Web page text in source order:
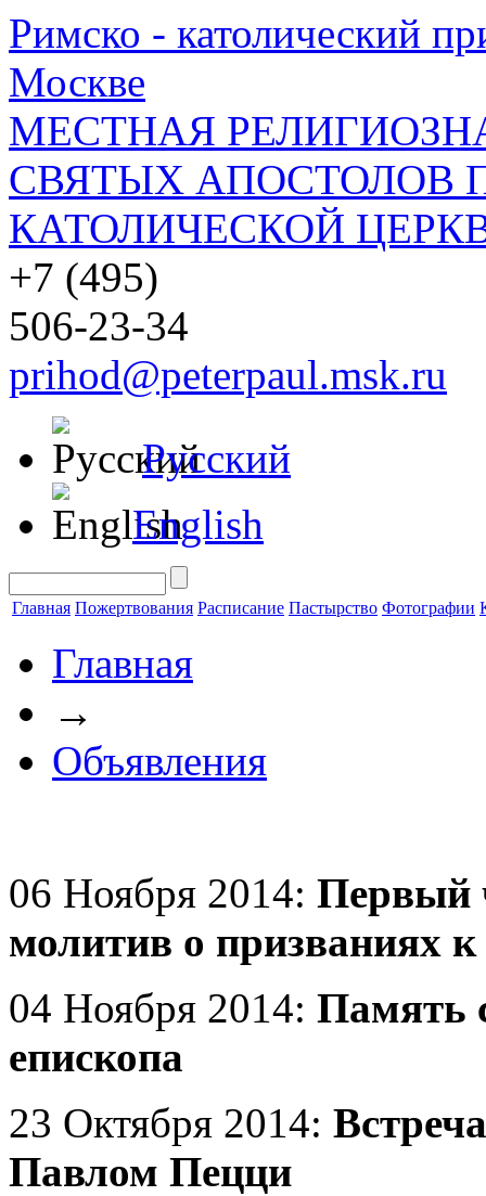
Римско - католический
Москве
МЕСТНАЯ
СВЯТЫХ АПОСТОЛОВ
КАТОЛИЧЕСКОЙ
+7 (495)
506-23-34
prihod@peterpaul.msk.ru
Русский
English
Главная Пожертвования Расписание Пастырство Фотографии
Главная
→
Объявления
06 Ноября 2014: Первый
молитив о призваниях
04 Ноября 2014: Память
епископа
23 Октября 2014:
Павлом Пецци